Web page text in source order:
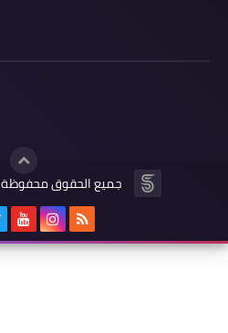
جميع الحقوق محفوظة